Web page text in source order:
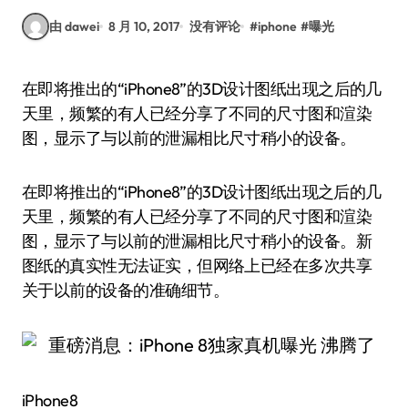
由 dawei 8 月 10, 2017 没有评论 #iphone #曝光
在即将推出的“iPhone8”的3D设计图纸出现之后的几
天里，频繁的有人已经分享了不同的尺寸图和渲染
图，显示了与以前的泄漏相比尺寸稍小的设备。
在即将推出的“iPhone8”的3D设计图纸出现之后的几
天里，频繁的有人已经分享了不同的尺寸图和渲染
图，显示了与以前的泄漏相比尺寸稍小的设备。新
图纸的真实性无法证实，但网络上已经在多次共享
关于以前的设备的准确细节。
iPhone8